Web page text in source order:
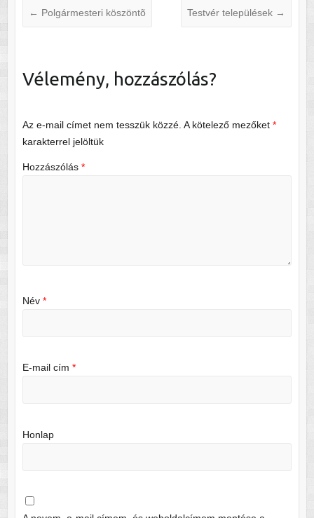
← Polgármesteri köszöntõ Testvér települések →
Vélemény, hozzászólás?
Az e-mail címet nem tesszük közzé. A kötelező mezőket *
karakterrel jelöltük
Hozzászólás *
Név *
E-mail cím *
Honlap